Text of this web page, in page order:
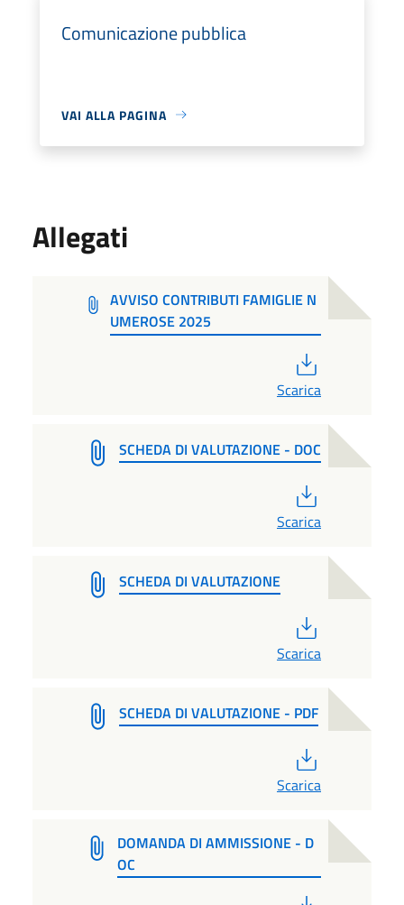
Comunicazione pubblica
VAI ALLA PAGINA
Allegati
AVVISO CONTRIBUTI FAMIGLIE N
UMEROSE 2025
Scarica
SCHEDA DI VALUTAZIONE - DOC
Scarica
SCHEDA DI VALUTAZIONE
Scarica
SCHEDA DI VALUTAZIONE - PDF
Scarica
DOMANDA DI AMMISSIONE - D
OC